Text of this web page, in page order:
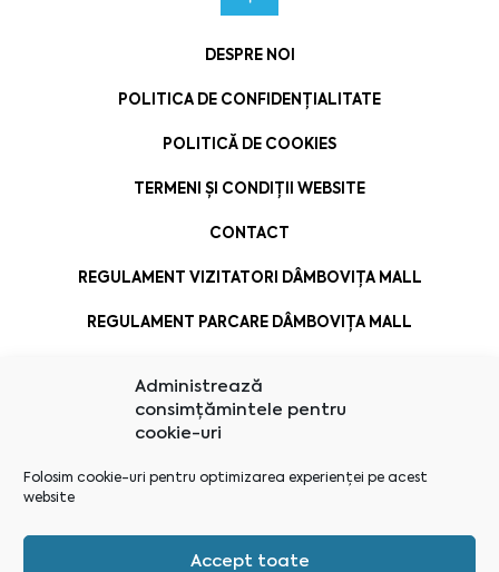
Administrează
consimțămintele pentru
cookie-uri
Folosim cookie-uri pentru optimizarea experienței pe acest
website
Accept toate
DESPRE NOI
POLITICA DE CONFIDENȚIALITATE
POLITICĂ DE COOKIES
TERMENI ȘI CONDIȚII WEBSITE
CONTACT
REGULAMENT VIZITATORI DÂMBOVIȚA MALL
REGULAMENT PARCARE DÂMBOVIȚA MALL